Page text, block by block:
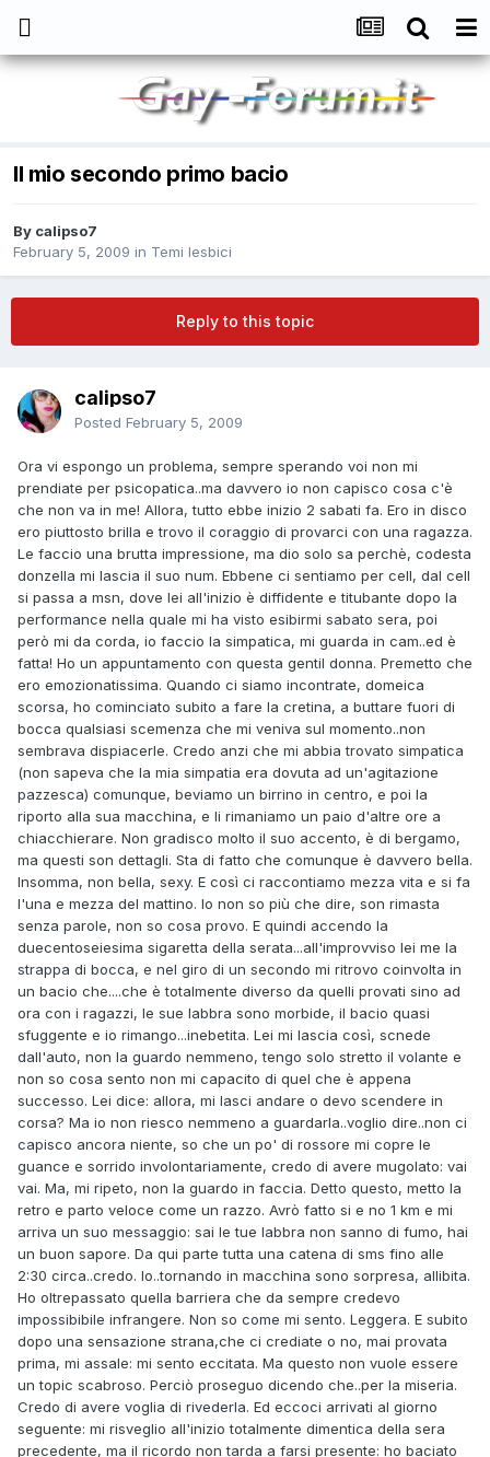
Il mio secondo primo bacio
By calipso7
February 5, 2009 in Temi lesbici
Reply to this topic
calipso7
Posted February 5, 2009
Ora vi espongo un problema, sempre sperando voi non mi
prendiate per psicopatica..ma davvero io non capisco cosa c'è
che non va in me! Allora, tutto ebbe inizio 2 sabati fa. Ero in disco
ero piuttosto brilla e trovo il coraggio di provarci con una ragazza.
Le faccio una brutta impressione, ma dio solo sa perchè, codesta
donzella mi lascia il suo num. Ebbene ci sentiamo per cell, dal cell
si passa a msn, dove lei all'inizio è diffidente e titubante dopo la
performance nella quale mi ha visto esibirmi sabato sera, poi
però mi da corda, io faccio la simpatica, mi guarda in cam..ed è
fatta! Ho un appuntamento con questa gentil donna. Premetto che
ero emozionatissima. Quando ci siamo incontrate, domeica
scorsa, ho cominciato subito a fare la cretina, a buttare fuori di
bocca qualsiasi scemenza che mi veniva sul momento..non
sembrava dispiacerle. Credo anzi che mi abbia trovato simpatica
(non sapeva che la mia simpatia era dovuta ad un'agitazione
pazzesca) comunque, beviamo un birrino in centro, e poi la
riporto alla sua macchina, e li rimaniamo un paio d'altre ore a
chiacchierare. Non gradisco molto il suo accento, è di bergamo,
ma questi son dettagli. Sta di fatto che comunque è davvero bella.
Insomma, non bella, sexy. E così ci raccontiamo mezza vita e si fa
l'una e mezza del mattino. Io non so più che dire, son rimasta
senza parole, non so cosa provo. E quindi accendo la
duecentoseiesima sigaretta della serata...all'improvviso lei me la
strappa di bocca, e nel giro di un secondo mi ritrovo coinvolta in
un bacio che....che è totalmente diverso da quelli provati sino ad
ora con i ragazzi, le sue labbra sono morbide, il bacio quasi
sfuggente e io rimango...inebetita. Lei mi lascia così, scnede
dall'auto, non la guardo nemmeno, tengo solo stretto il volante e
non so cosa sento non mi capacito di quel che è appena
successo. Lei dice: allora, mi lasci andare o devo scendere in
corsa? Ma io non riesco nemmeno a guardarla..voglio dire..non ci
capisco ancora niente, so che un po' di rossore mi copre le
guance e sorrido involontariamente, credo di avere mugolato: vai
vai. Ma, mi ripeto, non la guardo in faccia. Detto questo, metto la
retro e parto veloce come un razzo. Avrò fatto si e no 1 km e mi
arriva un suo messaggio: sai le tue labbra non sanno di fumo, hai
un buon sapore. Da qui parte tutta una catena di sms fino alle
2:30 circa..credo. Io..tornando in macchina sono sorpresa, allibita.
Ho oltrepassato quella barriera che da sempre credevo
impossibibile infrangere. Non so come mi sento. Leggera. E subito
dopo una sensazione strana,che ci crediate o no, mai provata
prima, mi assale: mi sento eccitata. Ma questo non vuole essere
un topic scabroso. Perciò proseguo dicendo che..per la miseria.
Credo di avere voglia di rivederla. Ed eccoci arrivati al giorno
seguente: mi risveglio all'inizio totalmente dimentica della sera
precedente, ma il ricordo non tarda a farsi presente: ho baciato